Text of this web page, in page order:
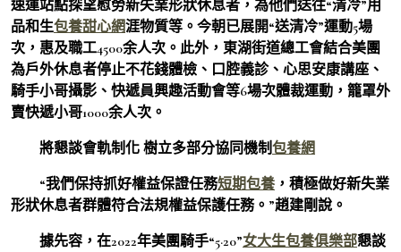
速運站點探望慰勞新失業形狀休息者，為他們送往“清冷”用
品和生包養甜心網涯物質等。今朝已展開“送清冷”運動5場
次，惠及職工4500余人次。此外，東湖街道總工會結合美團
為戶外休息者停止不花錢體檢、口腔義診、心思安康講座、
騎手小哥攝影、快遞員興趣活動會等6場次體裁運動，籠罩外
賣快遞小哥1000余人次。
將懇談會軌制化 樹立多部分協同機制包養網
“我們保持抓好權益保證任務短期包養 ，積極做好新失業
形狀休息者群體符合法規權益保護任務。”趙建剛說。
據先容，在2022年美團騎手“5·20”女大生包養俱樂部懇談